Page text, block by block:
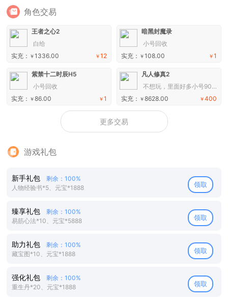
角色交易
王者之心2
白给
￥12
实充： ￥1336.00
暗黑封魔录
小号回收
￥1
实充： ￥108.00
紫禁十二时辰H5
小号回收
￥1
实充： ￥86.00
凡人修真2
不想玩，里面好多小号90+以上
￥400
实充： ￥8628.00
更多交易
游戏礼包
新手礼包
剩余：100%
人物经验书*5、元宝*1888
领取
臻享礼包
剩余：100%
易筋心法*10、元宝*5888
领取
助力礼包
剩余：100%
藏宝图*10、元宝*1888
领取
强化礼包
剩余：100%
重生丹*20、元宝*1888
领取